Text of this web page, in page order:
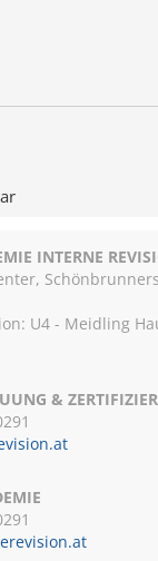
INTERNE
U4 - Meidling
&